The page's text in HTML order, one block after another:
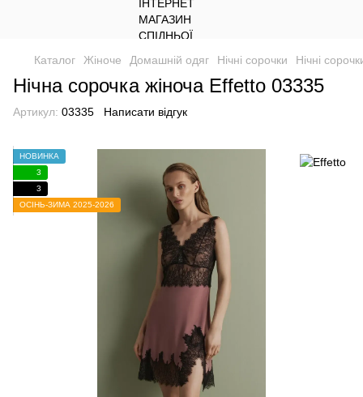
Каталог Жіноче Домашній одяг Нічні сорочки Нічні
Нічна сорочка жіноча Effetto 03335
Артикул: 03335 Написати відгук
НОВИНКА
3
3
ОСІНЬ-ЗИМА 2025-2026